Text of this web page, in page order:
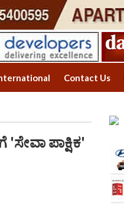
Contact Us
ಪಾಕ್ಷಿಕ'